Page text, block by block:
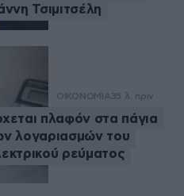
Τσιμιτσέλη
ΟΙΚΟΝΟΜΙΑ35 λ. πριν
πλαφόν στα πάγια
λογαριασμών του
ρεύματος